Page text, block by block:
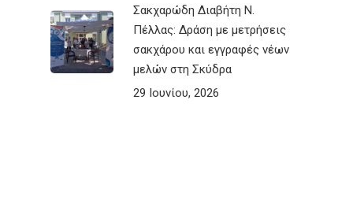
Σακχαρώδη Διαβήτη Ν.
Πέλλας: Δράση με μετρήσεις
σακχάρου και εγγραφές νέων
μελών στη Σκύδρα
29 Ιουνίου, 2026